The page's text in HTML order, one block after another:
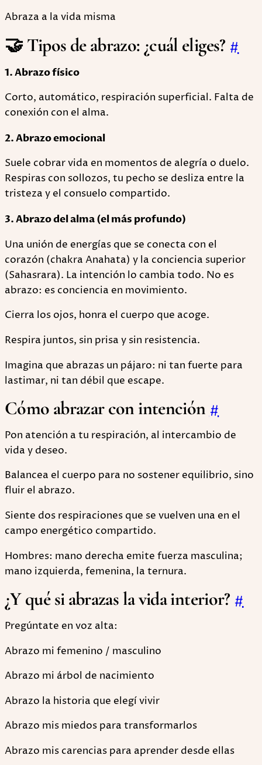
Abraza a la vida misma
🤝 Tipos de abrazo: ¿cuál eliges? #
1. Abrazo físico
Corto, automático, respiración superficial. Falta de
conexión con el alma.
2. Abrazo emocional
Suele cobrar vida en momentos de alegría o duelo.
Respiras con sollozos, tu pecho se desliza entre la
tristeza y el consuelo compartido.
3. Abrazo del alma (el más profundo)
Una unión de energías que se conecta con el
corazón (chakra Anahata) y la conciencia superior
(Sahasrara). La intención lo cambia todo. No es
abrazo: es conciencia en movimiento.
Cierra los ojos, honra el cuerpo que acoge.
Respira juntos, sin prisa y sin resistencia.
Imagina que abrazas un pájaro: ni tan fuerte para
lastimar, ni tan débil que escape.
Cómo abrazar con intención #
Pon atención a tu respiración, al intercambio de
vida y deseo.
Balancea el cuerpo para no sostener equilibrio, sino
fluir el abrazo.
Siente dos respiraciones que se vuelven una en el
campo energético compartido.
Hombres: mano derecha emite fuerza masculina;
mano izquierda, femenina, la ternura.
¿Y qué si abrazas la vida interior? #
Pregúntate en voz alta:
Abrazo mi femenino / masculino
Abrazo mi árbol de nacimiento
Abrazo la historia que elegí vivir
Abrazo mis miedos para transformarlos
Abrazo mis carencias para aprender desde ellas